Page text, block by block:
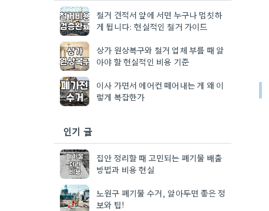
철거 견적서 앞에 서면 누구나 멈칫하
게 됩니다: 현실적인 철거 가이드
상가 원상복구와 철거 업체 부를 때 알
아야 할 현실적인 비용 기준
이사 가면서 에어컨 떼어내는 게 왜 이
렇게 복잡한가
인기 글
집안 정리할 때 고민되는 폐기물 배출
방법과 비용 현실
노원구 폐기물 수거, 알아두면 좋은 정
보와 팁!